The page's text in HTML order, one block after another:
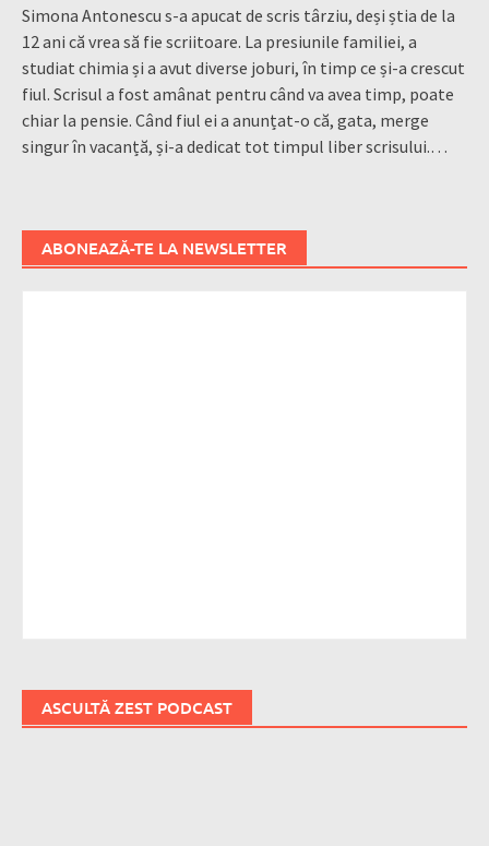
Simona Antonescu s-a apucat de scris târziu, deși știa de la
12 ani că vrea să fie scriitoare. La presiunile familiei, a
studiat chimia și a avut diverse joburi, în timp ce și-a crescut
fiul. Scrisul a fost amânat pentru când va avea timp, poate
chiar la pensie. Când fiul ei a anunțat-o că, gata, merge
singur în vacanță, și-a dedicat tot timpul liber scrisului.…
ABONEAZĂ-TE LA NEWSLETTER
ASCULTĂ ZEST PODCAST